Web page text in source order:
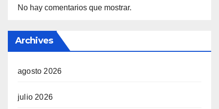
No hay comentarios que mostrar.
Archives
agosto 2026
julio 2026